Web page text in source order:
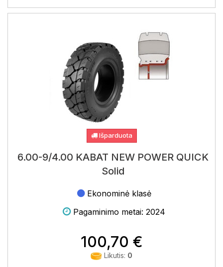
Išparduota
6.00-9/4.00 KABAT NEW POWER QUICK
Solid
Ekonominė klasė
Pagaminimo metai: 2024
100,70 €
Likutis: 0